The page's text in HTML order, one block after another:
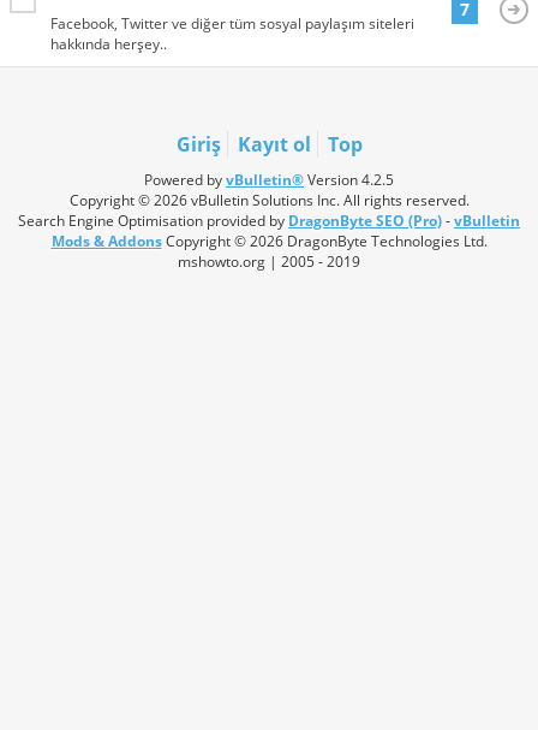
Facebook, Twitter ve diğer tüm sosyal paylaşım siteleri
hakkında herşey..
7
Giriş Kayıt ol Top
Powered byvBulletin®Version 4.2.5
Copyright © 2026 vBulletin Solutions Inc. All rights reserved.
Search Engine Optimisation provided by DragonByte SEO (Pro)-vBulletin
Mods & AddonsCopyright © 2026 DragonByte Technologies Ltd.
mshowto.org | 2005 - 2019